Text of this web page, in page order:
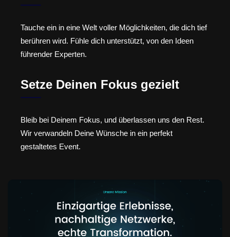
Tauche ein in eine Welt voller Möglichkeiten, die dich tief
berühren wird. Fühle dich unterstützt, von den Ideen
führender Experten.
Setze Deinen Fokus gezielt
Bleib bei Deinem Fokus, und überlassen uns den Rest.
Wir verwandeln Deine Wünsche in ein perfekt
gestaltetes Event.